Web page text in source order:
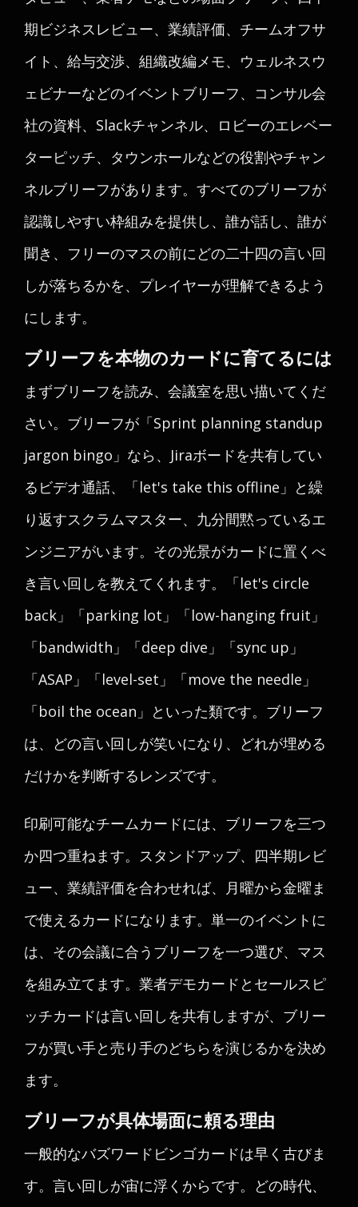
期ビジネスレビュー、業績評価、チームオフサ
イト、給与交渉、組織改編メモ、ウェルネスウ
ェビナーなどのイベントブリーフ、コンサル会
社の資料、Slackチャンネル、ロビーのエレベー
ターピッチ、タウンホールなどの役割やチャン
ネルブリーフがあります。すべてのブリーフが
認識しやすい枠組みを提供し、誰が話し、誰が
聞き、フリーのマスの前にどの二十四の言い回
しが落ちるかを、プレイヤーが理解できるよう
にします。
ブリーフを本物のカードに育てるには
まずブリーフを読み、会議室を思い描いてくだ
さい。ブリーフが「Sprint planning standup
jargon bingo」なら、Jiraボードを共有してい
るビデオ通話、「let's take this offline」と繰
り返すスクラムマスター、九分間黙っているエ
ンジニアがいます。その光景がカードに置くべ
き言い回しを教えてくれます。「let's circle
back」「parking lot」「low-hanging fruit」
「bandwidth」「deep dive」「sync up」
「ASAP」「level-set」「move the needle」
「boil the ocean」といった類です。ブリーフ
は、どの言い回しが笑いになり、どれが埋める
だけかを判断するレンズです。
印刷可能なチームカードには、ブリーフを三つ
か四つ重ねます。スタンドアップ、四半期レビ
ュー、業績評価を合わせれば、月曜から金曜ま
で使えるカードになります。単一のイベントに
は、その会議に合うブリーフを一つ選び、マス
を組み立てます。業者デモカードとセールスピ
ッチカードは言い回しを共有しますが、ブリー
フが買い手と売り手のどちらを演じるかを決め
ます。
ブリーフが具体場面に頼る理由
一般的なバズワードビンゴカードは早く古びま
す。言い回しが宙に浮くからです。どの時代、